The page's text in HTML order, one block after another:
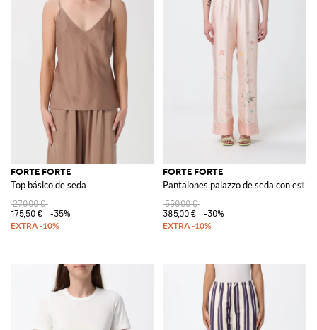
FORTE FORTE
Top básico de seda
270,00 €
175,50 €
-35%
FORTE FORTE
Pantalones palazzo de seda con
550,00 €
385,00 €
-30%